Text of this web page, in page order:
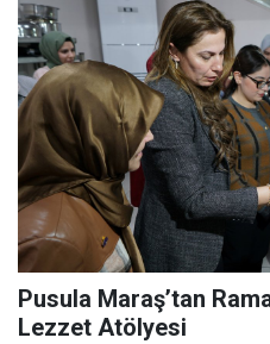
Pusula Maraş’tan
Lezzet Atölyesi